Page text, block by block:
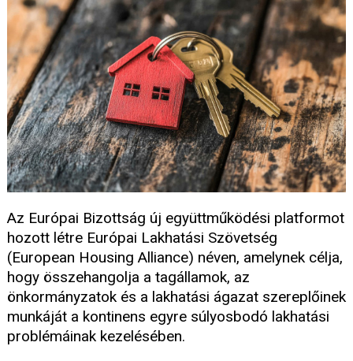
Az Európai Bizottság új együttműködési platformot
hozott létre Európai Lakhatási Szövetség
(European Housing Alliance) néven, amelynek célja,
hogy összehangolja a tagállamok, az
önkormányzatok és a lakhatási ágazat szereplőinek
munkáját a kontinens egyre súlyosbodó lakhatási
problémáinak kezelésében.